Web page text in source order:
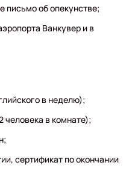
письмо об опекунстве;
Ванкувер и в
в неделю);
в комнате);
сертификат по окончании